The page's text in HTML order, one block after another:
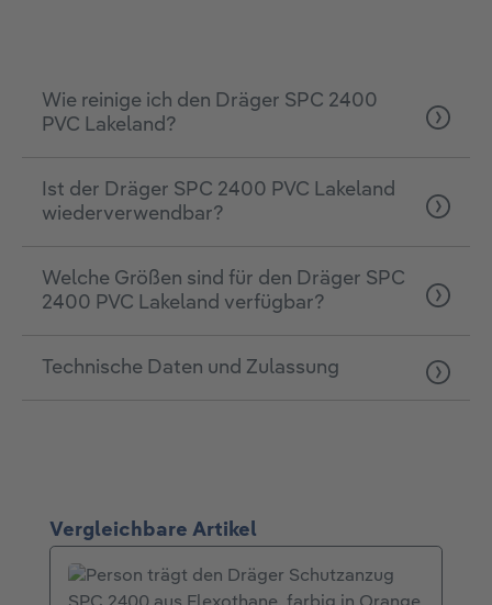
Wie reinige ich den Dräger SPC 2400
PVC Lakeland?
Ist der Dräger SPC 2400 PVC Lakeland
wiederverwendbar?
Welche Größen sind für den Dräger SPC
2400 PVC Lakeland verfügbar?
Technische Daten und Zulassung
Produktgalerie überspringen
Vergleichbare Artikel